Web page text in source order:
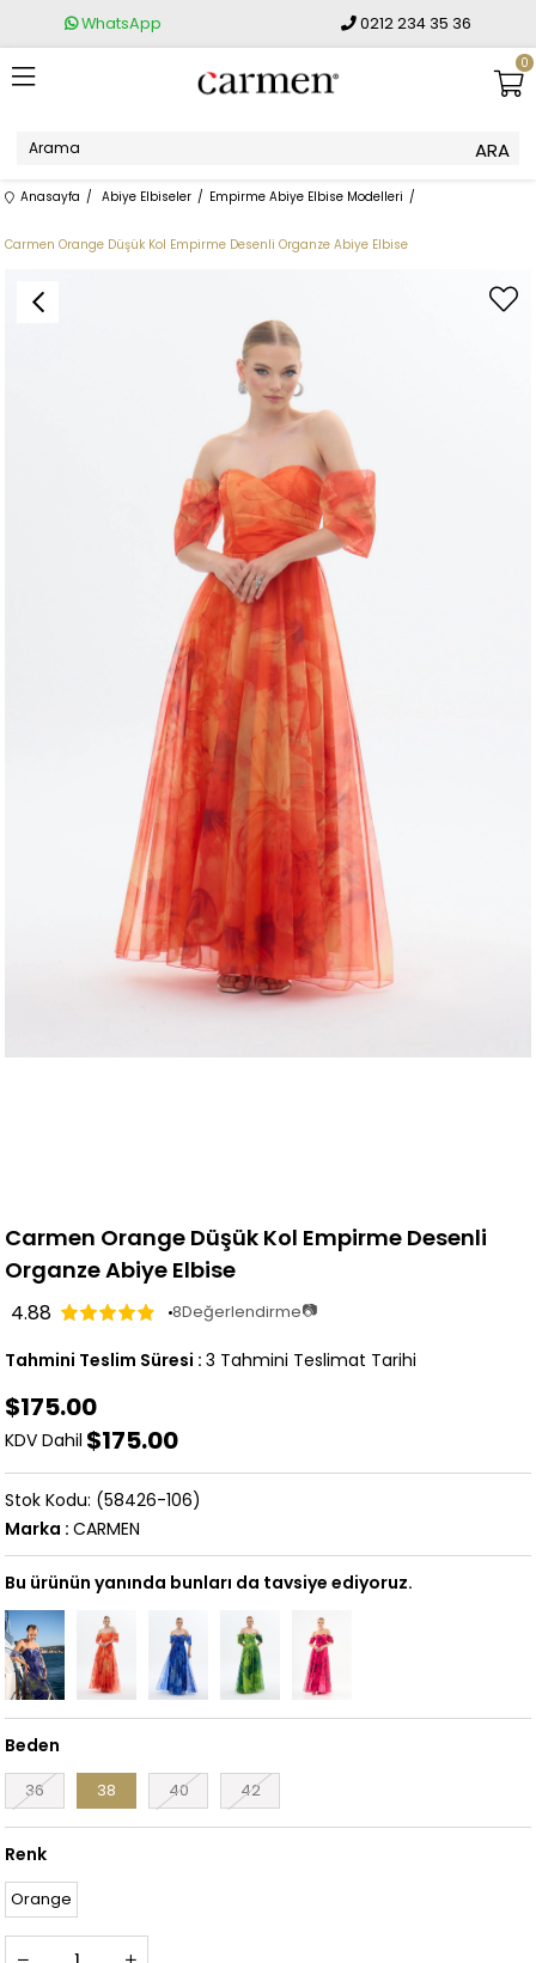
WhatsApp 0212 234 35 36
0
Anasayfa Abiye Elbiseler Empirme Abiye Elbise Modelleri
Carmen Orange Düşük Kol Empirme Desenli Organze Abiye Elbise
Carmen Orange Düşük Kol Empirme Desenli
Organze Abiye Elbise
4.88 8Değerlendirme📷
Tahmini Teslim Süresi : 3 Tahmini Teslimat Tarihi
$175.00
KDV Dahil $175.00
(58426-106)
Marka : CARMEN
Bu ürünün yanında bunları da tavsiye ediyoruz.
Beden
36 38 40 42
Renk
Orange